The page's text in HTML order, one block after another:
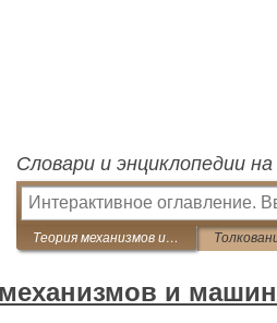
Словари и энциклопедии
Теория механизмов и машин
и машин